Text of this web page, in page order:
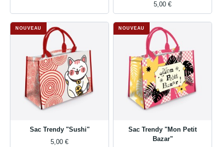
5,00 €
Sac Trendy "Sushi"
5,00 €
NOUVEAU
Sac Trendy "Mon Petit
Bazar"
NOUVEAU